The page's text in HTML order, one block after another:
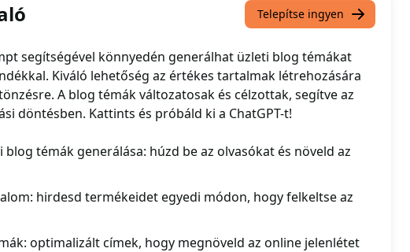
Telepítse ingyen
segítségével könnyedén generálhat üzleti blog témákat
Kiváló lehetőség az értékes tartalmak létrehozására
A blog témák változatosak és célzottak, segítve az
döntésben. Kattints és próbáld ki a ChatGPT-t!
blog témák generálása: húzd be az olvasókat és növeld az
hirdesd termékeidet egyedi módon, hogy felkeltse az
optimalizált címek, hogy megnöveld az online jelenlétet